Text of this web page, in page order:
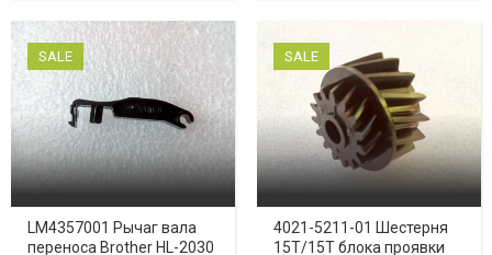
SALE
LM4357001 Рычаг вала
переноса Brother HL-2030
SALE
4021-5211-01 Шестерня
15Т/15Т блока проявки